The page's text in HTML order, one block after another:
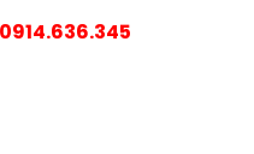
0914.636.345